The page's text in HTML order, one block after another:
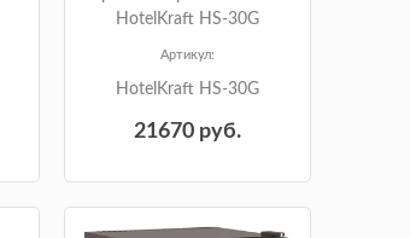
HotelKraft HS-30G
Артикул:
HotelKraft HS-30G
21670 руб.